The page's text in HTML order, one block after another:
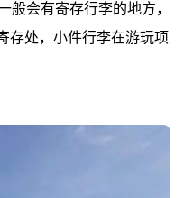
般会有寄存行李的地方，
存处，小件行李在游玩项